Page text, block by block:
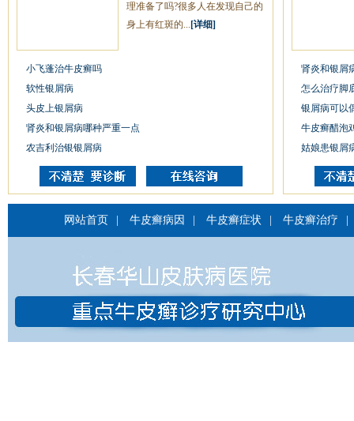
理准备了吗?很多人在发现自己的
身上有红斑的... [详细]
小飞蓬治牛皮癣吗
软性银屑病
头皮上银屑病
肾炎和银屑病哪种严重一点
农吉利治银银屑病
肾炎和银屑
怎么治疗脚
银屑病可以
牛皮癣醋泡
姑娘患银屑
网站首页 牛皮癣病因 牛皮癣症状 牛皮癣治疗